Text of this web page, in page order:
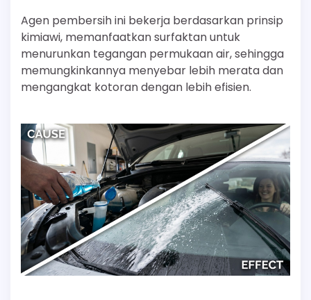
Agen pembersih ini bekerja berdasarkan prinsip
kimiawi, memanfaatkan surfaktan untuk
menurunkan tegangan permukaan air, sehingga
memungkinkannya menyebar lebih merata dan
mengangkat kotoran dengan lebih efisien.